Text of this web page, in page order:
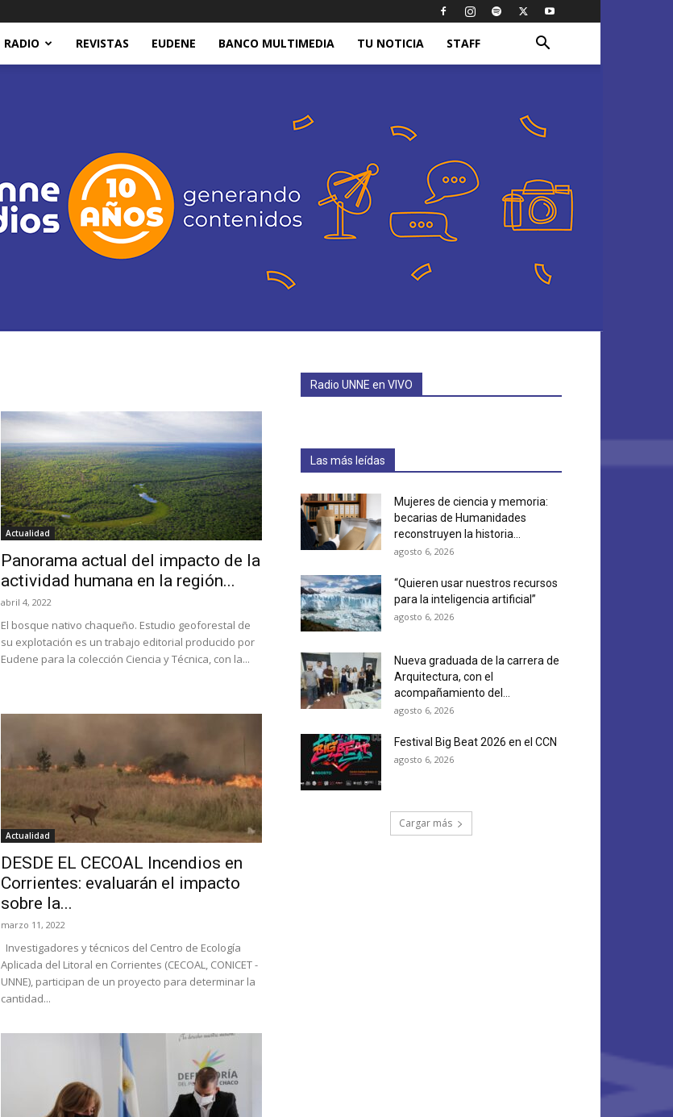
RADIO REVISTAS EUDENE BANCO MULTIMEDIA TU NOTICIA STAFF
Unne
Actualidad
Panorama actual del impacto de la
actividad humana en la región...
abril 4, 2022
El bosque nativo chaqueño. Estudio geoforestal de
su explotación es un trabajo editorial producido por
Eudene para la colección Ciencia y Técnica, con la...
Actualidad
DESDE EL CECOAL Incendios en
Corrientes: evaluarán el impacto
sobre la...
marzo 11, 2022
Investigadores y técnicos del Centro de Ecología
Aplicada del Litoral en Corrientes (CECOAL, CONICET -
UNNE), participan de un proyecto para determinar la
cantidad...
Radio UNNE en VIVO
Las más leídas
Mujeres de ciencia y memoria:
becarias de Humanidades
reconstruyen la historia...
agosto 6, 2026
“Quieren usar nuestros recursos
para la inteligencia artificial”
agosto 6, 2026
Nueva graduada de la carrera de
Arquitectura, con el
acompañamiento del...
agosto 6, 2026
Festival Big Beat 2026 en el CCN
agosto 6, 2026
Cargar más